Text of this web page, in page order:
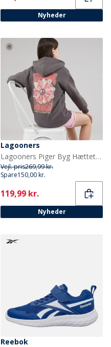
Nyheder
Lagooners
Lagooners Piger Byg Hættetrøje Charcoal
Vejl. pris269,99 kr.
Spare150,00 kr.
Current
119,99 kr.
Nyheder
Reebok